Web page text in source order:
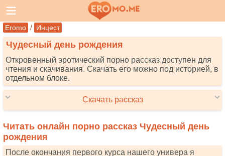
Eromo / Инцест
Чудесный день рождения
Откровенный эротический порно рассказ доступен для
чтения и скачивания. Скачать его можно под историей, в
отдельном блоке.
Скачать рассказ
Читать онлайн порно рассказ Чудесный день
рождения
После окончания первого курса нашего универа я